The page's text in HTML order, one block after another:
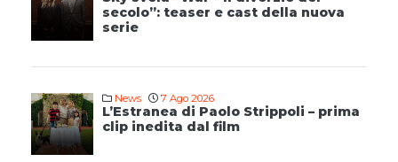
secolo”: teaser e cast della nuova
serie
News 7 Ago 2026
L’Estranea di Paolo Strippoli – prima
clip inedita dal film